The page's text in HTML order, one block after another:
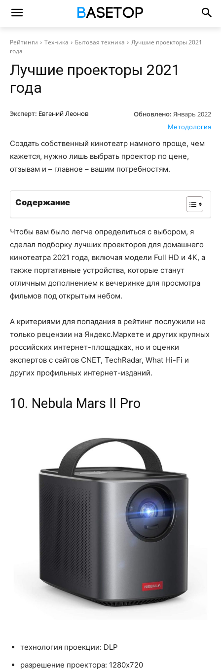
Рейтинги Техника Бытовая техника
Лучшие проекторы 2021
года
Лучшие проекторы 2021
года
Эксперт: Евгений Леонов Обновлено: Январь 2022
Методология
Создать собственный кинотеатр намного проще, чем
кажется, нужно лишь выбрать проектор по цене,
отзывам и – главное – вашим потребностям.
Содержание
Чтобы вам было легче определиться с выбором, я
сделал подборку лучших проекторов для домашнего
кинотеатра 2021 года, включая модели Full HD и 4K, а
также портативные устройства, которые станут
отличным дополнением к вечеринке для просмотра
фильмов под открытым небом.
А критериями для попадания в рейтинг послужили не
только рецензии на Яндекс.Маркете и других крупных
российских интернет-площадках, но и оценки
экспертов с сайтов CNET, TechRadar, What Hi-Fi и
других профильных интернет-изданий.
10. Nebula Mars II Pro
технология проекции: DLP
разрешение проектора: 1280x720